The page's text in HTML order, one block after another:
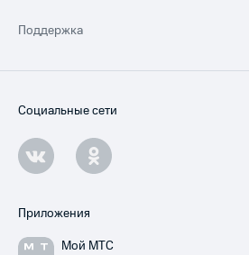
Поддержка
Социальные сети
Приложения
Мой МТС